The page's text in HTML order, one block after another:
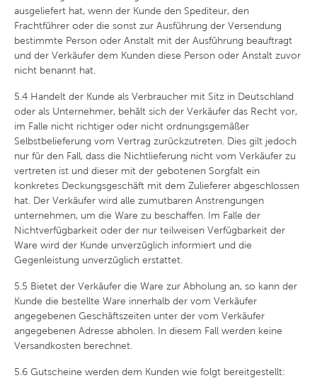
ausgeliefert hat, wenn der Kunde den Spediteur, den
Frachtführer oder die sonst zur Ausführung der Versendung
bestimmte Person oder Anstalt mit der Ausführung beauftragt
und der Verkäufer dem Kunden diese Person oder Anstalt zuvor
nicht benannt hat.
5.4 Handelt der Kunde als Verbraucher mit Sitz in Deutschland
oder als Unternehmer, behält sich der Verkäufer das Recht vor,
im Falle nicht richtiger oder nicht ordnungsgemäßer
Selbstbelieferung vom Vertrag zurückzutreten. Dies gilt jedoch
nur für den Fall, dass die Nichtlieferung nicht vom Verkäufer zu
vertreten ist und dieser mit der gebotenen Sorgfalt ein
konkretes Deckungsgeschäft mit dem Zulieferer abgeschlossen
hat. Der Verkäufer wird alle zumutbaren Anstrengungen
unternehmen, um die Ware zu beschaffen. Im Falle der
Nichtverfügbarkeit oder der nur teilweisen Verfügbarkeit der
Ware wird der Kunde unverzüglich informiert und die
Gegenleistung unverzüglich erstattet.
5.5 Bietet der Verkäufer die Ware zur Abholung an, so kann der
Kunde die bestellte Ware innerhalb der vom Verkäufer
angegebenen Geschäftszeiten unter der vom Verkäufer
angegebenen Adresse abholen. In diesem Fall werden keine
Versandkosten berechnet.
5.6 Gutscheine werden dem Kunden wie folgt bereitgestellt: